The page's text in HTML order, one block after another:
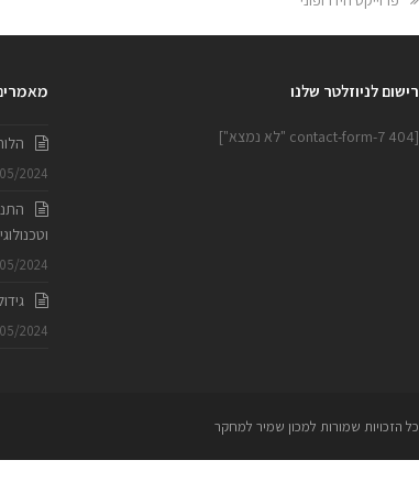
רישום לניוזלטר שלנו
[contact-form-7 404 "לא נמצא"]
2024
2024
2024
כל הזכויות שמורות למכון שמיר למחקר